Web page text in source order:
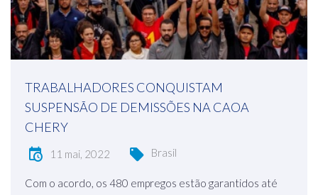
TRABALHADORES CONQUISTAM
SUSPENSÃO DE DEMISSÕES NA CAOA
CHERY
11 mai, 2022 Brasil
Com o acordo, os 480 empregos estão garantidos até